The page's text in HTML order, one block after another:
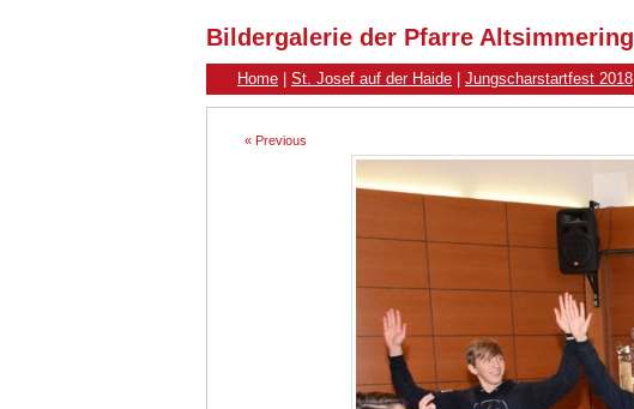
Bildergalerie der Pfarre Altsimmering
Home St. Josef auf der Haide Jungscharstartfest 2018
« Previous